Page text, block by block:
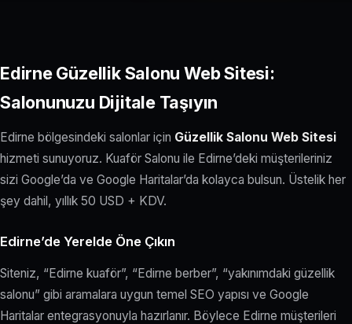
Edirne Güzellik Salonu Web Sitesi:
Salonunuzu Dijitale Taşıyın
Edirne bölgesindeki salonlar için Güzellik Salonu Web Sitesi
hizmeti sunuyoruz. Kuaför Salonu ile Edirne’deki müşterileriniz
sizi Google’da ve Google Haritalar’da kolayca bulsun. Üstelik her
şey dahil, yıllık 50 USD + KDV.
Edirne’de Yerelde Öne Çıkın
Siteniz, “Edirne kuaför”, “Edirne berber”, “yakınımdaki güzellik
salonu” gibi aramalara uygun temel SEO yapısı ve Google
Haritalar entegrasyonuyla hazırlanır. Böylece Edirne müşterileri